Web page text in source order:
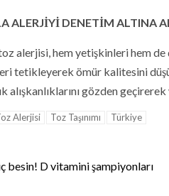
ALERJİYİ DENETİM ALTINA
alerjisi, hem yetişkinleri hem
tetikleyerek ömür kalitesini
alışkanlıklarını gözden
Alerjisi Toz Taşınımı Türkiye
besin! D vitamini şampiyonları